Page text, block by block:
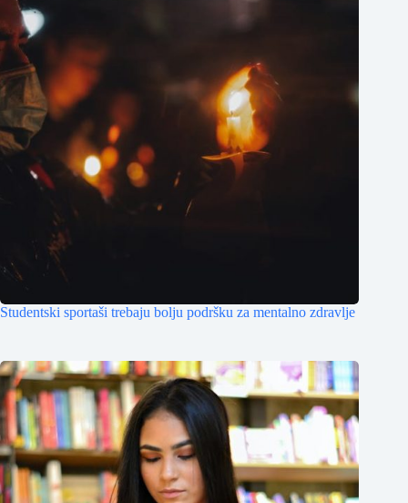
Studentski sportaši trebaju bolju podršku za mentalno zdravlje